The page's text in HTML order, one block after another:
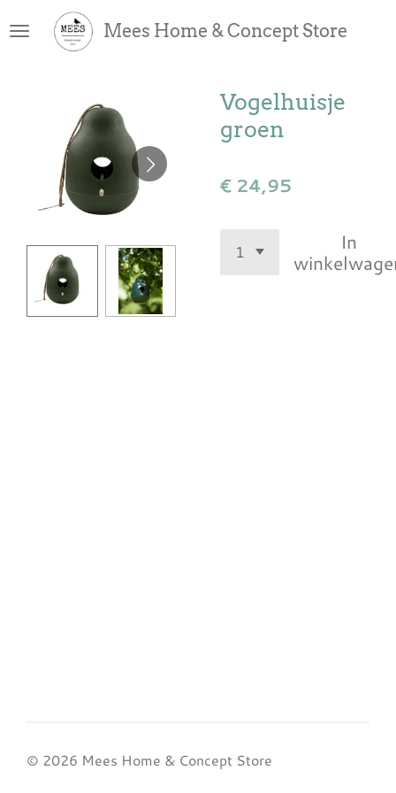
direct
hoofdinhoud
Mees Home & Concept Store
Vogelhuisje
groen
€ 24,95
In
© 2026 Mees Home & Concept Store